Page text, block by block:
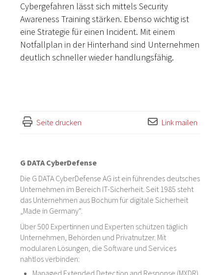
Cybergefahren lässt sich mittels Security
Awareness Training stärken. Ebenso wichtig ist
eine Strategie für einen Incident. Mit einem
Notfallplan in der Hinterhand sind Unternehmen
deutlich schneller wieder handlungsfähig.
Seite drucken Link mailen
G DATA CyberDefense
Die G DATA CyberDefense AG ist ein führendes deutsches
Unternehmen im Bereich IT-Sicherheit. Seit 1985 steht
das Unternehmen aus Bochum für digitale Sicherheit
„Made in Germany“.
Über 500 Expertinnen und Experten schützen täglich
Unternehmen, Behörden und Privatnutzer. Mit
modularen Lösungen, die Software und Services
nahtlos verbinden:
Managed Extended Detection and Response (MXDR)